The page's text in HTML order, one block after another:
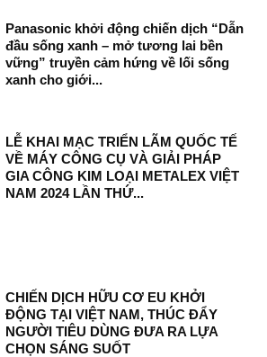
Panasonic khởi động chiến dịch “Dẫn
đầu sống xanh – mở tương lai bền
vững” truyền cảm hứng về lối sống
xanh cho giới...
LỄ KHAI MẠC TRIỂN LÃM QUỐC TẾ
VỀ MÁY CÔNG CỤ VÀ GIẢI PHÁP
GIA CÔNG KIM LOẠI METALEX VIỆT
NAM 2024 LẦN THỨ...
CHIẾN DỊCH HỮU CƠ EU KHỞI
ĐỘNG TẠI VIỆT NAM, THÚC ĐẨY
NGƯỜI TIÊU DÙNG ĐƯA RA LỰA
CHỌN SÁNG SUỐT